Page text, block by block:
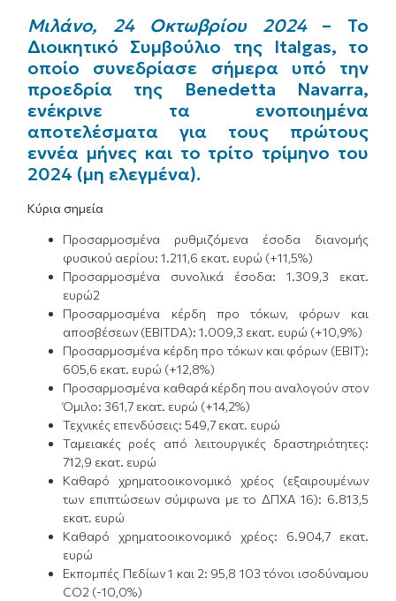
Μιλάνο, 24 Οκτωβρίου 2024 – Το
Διοικητικό Συμβούλιο της Italgas, το
οποίο συνεδρίασε σήμερα υπό την
προεδρία της Benedetta Navarra,
ενέκρινε τα ενοποιημένα
αποτελέσματα για τους πρώτους
εννέα μήνες και το τρίτο τρίμηνο του
2024 (μη ελεγμένα).
Κύρια σημεία
Προσαρμοσμένα ρυθμιζόμενα έσοδα διανομής
φυσικού αερίου: 1.211,6 εκατ. ευρώ (+11,5%)
Προσαρμοσμένα συνολικά έσοδα: 1.309,3 εκατ.
ευρώ2
Προσαρμοσμένα κέρδη προ τόκων, φόρων και
αποσβέσεων (EBITDA): 1.009,3 εκατ. ευρώ (+10,9%)
Προσαρμοσμένα κέρδη προ τόκων και φόρων (EBIT):
605,6 εκατ. ευρώ (+12,8%)
Προσαρμοσμένα καθαρά κέρδη που αναλογούν στον
Όμιλο: 361,7 εκατ. ευρώ (+14,2%)
Τεχνικές επενδύσεις: 549,7 εκατ. ευρώ
Ταμειακές ροές από λειτουργικές δραστηριότητες:
712,9 εκατ. ευρώ
Καθαρό χρηματοοικονομικό χρέος (εξαιρουμένων
των επιπτώσεων σύμφωνα με το ΔΠΧΑ 16): 6.813,5
εκατ. ευρώ
Καθαρό χρηματοοικονομικό χρέος: 6.904,7 εκατ.
ευρώ
Εκπομπές Πεδίων 1 και 2: 95,8 103 τόνοι ισοδύναμου
CO2 (-10,0%)